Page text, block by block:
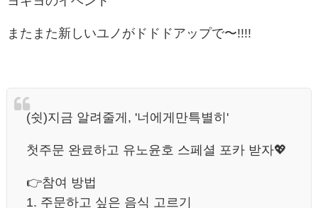
またまた新しいユノがドドドアップで〜!!!!
(쉿)지금 알려줄게, '너에게만특별히'
첫주문 완료하고 유노윤호 스페셜 포카 받자💖
👉참여 방법
1. 주문하고 싶은 음식 고르기